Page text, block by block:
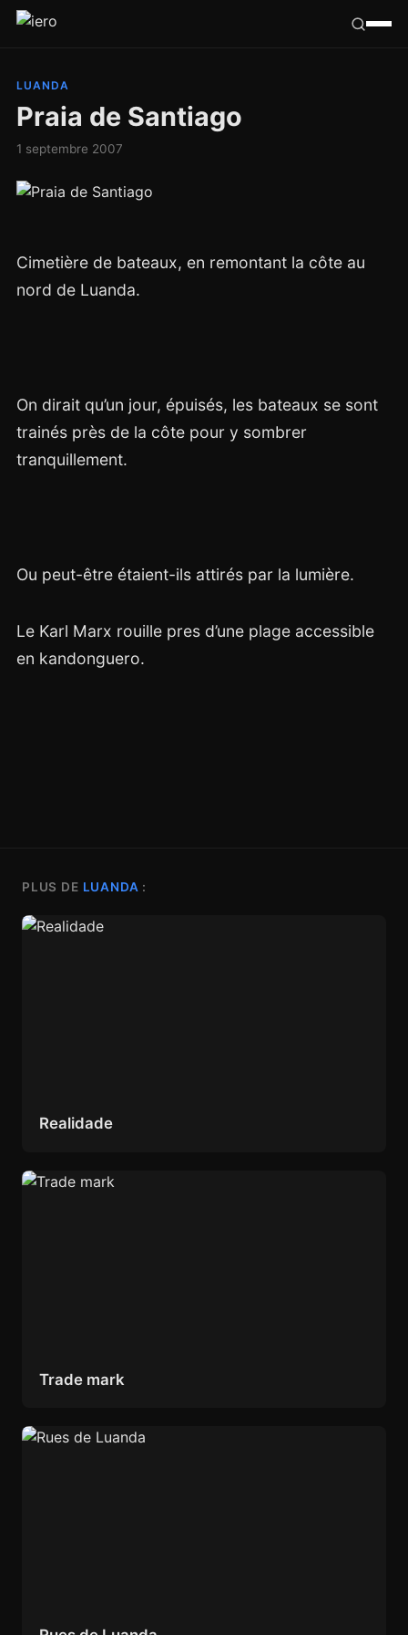
Congo
Hasard
LUANDA
Praia de Santiago
1 septembre 2007
Cimetière de bateaux, en remontant la côte au
nord de Luanda.
On dirait qu’un jour, épuisés, les bateaux se sont
trainés près de la côte pour y sombrer
tranquillement.
Ou peut-être étaient-ils attirés par la lumière.
Le Karl Marx rouille pres d’une plage accessible
en kandonguero.
PLUS DE LUANDA :
Realidade
Trade mark